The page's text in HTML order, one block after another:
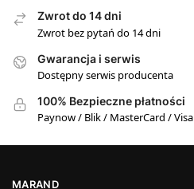
Zwrot do 14 dni
Zwrot bez pytań do 14 dni
Gwarancja i serwis
Dostępny serwis producenta
100% Bezpieczne płatności
Paynow / Blik / MasterCard / Visa
MARAND